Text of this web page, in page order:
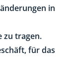
in
zu tragen.
für das